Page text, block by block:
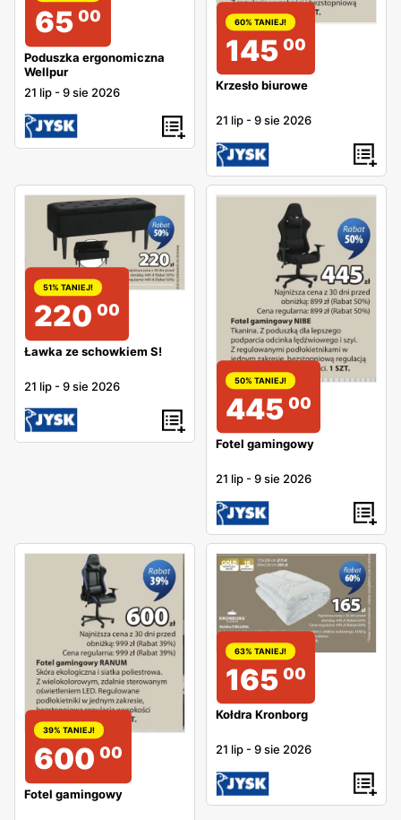
65 00
Poduszka ergonomiczna
Wellpur
21 lip -9 sie 2026
60% TANIEJ!
145 00
Krzesło biurowe
21 lip -9 sie 2026
51% TANIEJ!
220 00
Ławka ze schowkiem S!
21 lip -9 sie 2026 50% TANIEJ!
445 00
Fotel gamingowy
21 lip -9 sie 2026
39% TANIEJ!
600 00
Fotel gamingowy
63% TANIEJ!
165 00
Kołdra Kronborg
21 lip -9 sie 2026